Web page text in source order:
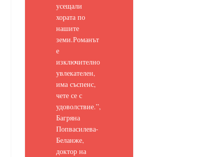
усещали
хората по
нашите
земи.Романът
е
изключително
увлекателен,
има съспенс,
чете се с
удоволствие.”,
Багряна
Попвасилева-
Беланже,
доктор на